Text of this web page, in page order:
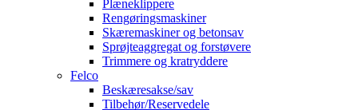
Plæneklippere
Rengøringsmaskiner
Skæremaskiner og betonsav
Sprøjteaggregat og forstøvere
Trimmere og kratryddere
Felco
Beskæresakse/sav
Tilbehør/Reservedele